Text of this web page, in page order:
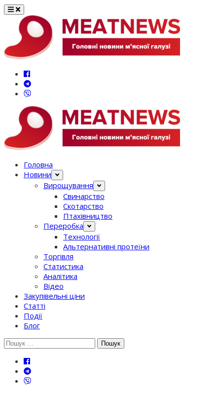
Перейти
вмісту
Головна
Новини
Вирощування
Свинарство
Скотарство
Птахівництво
Переробка
Технології
Альтернативні протеїни
Торгівля
Статистика
Аналітика
Відео
Закупівельні ціни
Статті
Події
Блог
Шукати: